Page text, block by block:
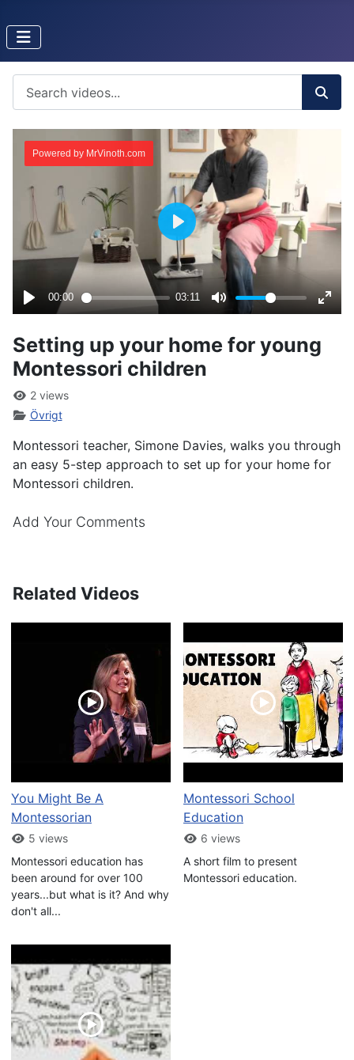
Setting up your home for young
Montessori children
2 views
Övrigt
Montessori teacher, Simone Davies, walks you through
an easy 5-step approach to set up for your home for
Montessori children.
Add Your Comments
Related Videos
You Might Be A
Montessorian
5 views
Montessori education has
been around for over 100
years...but what is it? And why
don't all...
Montessori School
Education
6 views
A short film to present
Montessori education.